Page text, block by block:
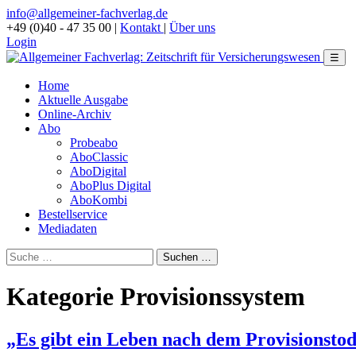
info@allgemeiner-fachverlag.de
+49 (0)40 - 47 35 00 | Kontakt | Über uns
Login
☰
Home
Aktuelle Ausgabe
Online-Archiv
Abo
Probeabo
AboClassic
AboDigital
AboPlus Digital
AboKombi
Bestellservice
Mediadaten
Kategorie Provisionssystem
„Es gibt ein Leben nach dem